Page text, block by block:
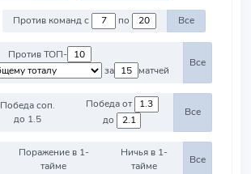
Против команд с по Все
Против ТОП-
за
матчей
Все
Победа соп.
до 1.5
Победа от
до
Все
Поражение в 1-
тайме
Ничья в 1-
тайме
Все